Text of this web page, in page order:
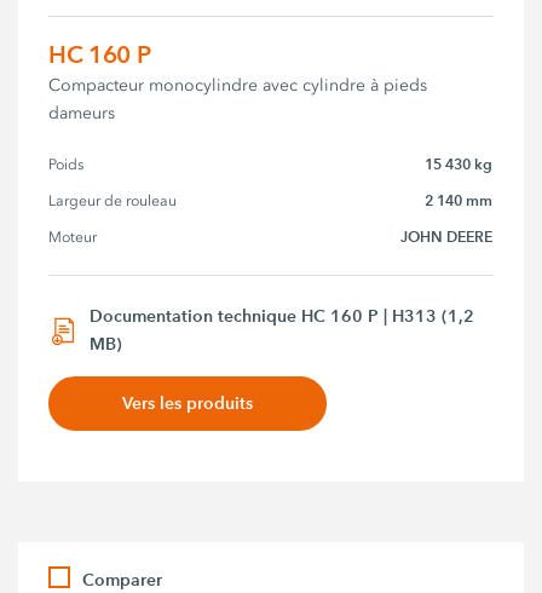
HC 160 P
Compacteur monocylindre avec cylindre à pieds
dameurs
Poids 15 430 kg
Largeur de rouleau 2 140 mm
Moteur JOHN DEERE
Documentation technique HC 160 P | H313 (1,2
MB)
Vers les produits
Comparer